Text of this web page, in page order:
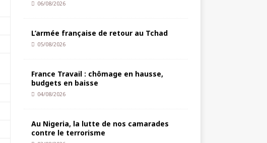
06/08/2026
L’armée française de retour au Tchad
05/08/2026
France Travail : chômage en hausse,
budgets en baisse
04/08/2026
Au Nigeria, la lutte de nos camarades
contre le terrorisme